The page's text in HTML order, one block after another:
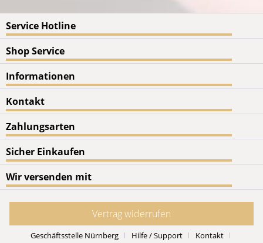
Service Hotline
Shop Service
Informationen
Kontakt
Zahlungsarten
Sicher Einkaufen
Wir versenden mit
Vertrag widerrufen
Geschäftsstelle Nürnberg Hilfe / Support Kontakt